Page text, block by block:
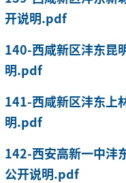
开说明.pdf
140-西咸新区沣东昆
明.pdf
141-西咸新区沣东上
明.pdf
142-西安高新一中沣
公开说明.pdf